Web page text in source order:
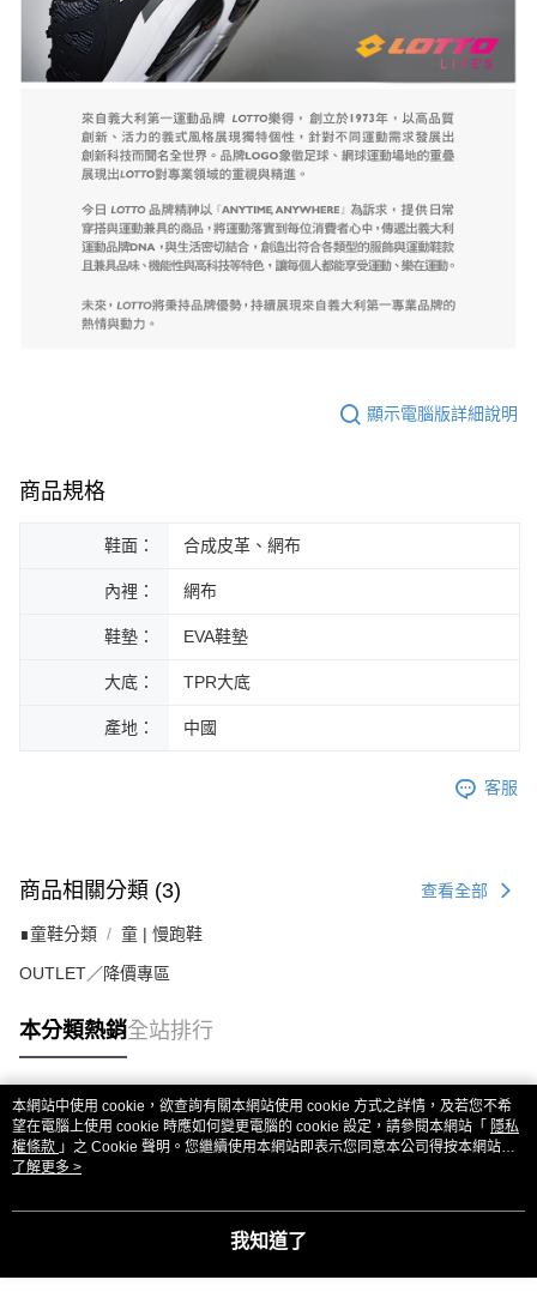
顯示電腦版詳細說明
商品規格
鞋面： 合成皮革、網布
內裡： 網布
鞋墊： EVA鞋墊
大底： TPR大底
產地： 中國
客服
商品相關分類 (3) 查看全部
∎童鞋分類 童 | 慢跑鞋
OUTLET／降價專區
本分類熱銷全站排行
熱門標籤
本網站中使用 cookie，欲查詢有關本網站使用 cookie 方式之詳情，及若您不希
望在電腦上使用 cookie 時應如何變更電腦的 cookie 設定，請參閱本網站「 隱私
權條款 」之 Cookie 聲明。您繼續使用本網站即表示您同意本公司得按本網站使
用條款之 Cookie 聲明使用 cookie。
了解更多 >
我知道了